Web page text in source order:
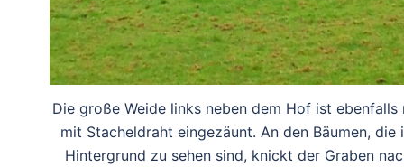
Die große Weide links neben dem Hof ist ebenfalls
mit Stacheldraht eingezäunt. An den Bäumen, die
Hintergrund zu sehen sind, knickt der Graben